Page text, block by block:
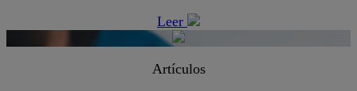
Leer
Artículos